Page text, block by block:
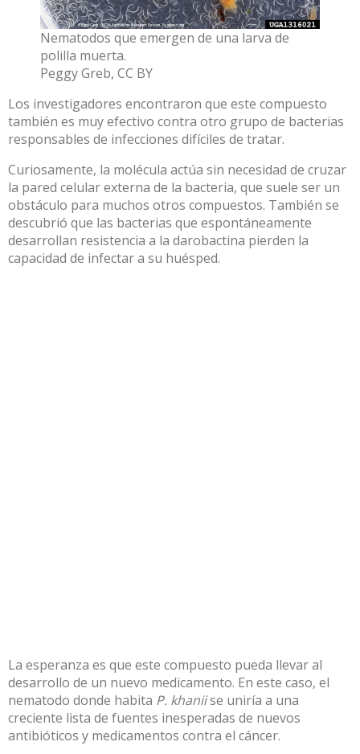
Nematodos que emergen de una larva de
polilla muerta.
Peggy Greb, CC BY
Los investigadores encontraron que este compuesto
también es muy efectivo contra otro grupo de bacterias
responsables de infecciones difíciles de tratar.
Curiosamente, la molécula actúa sin necesidad de cruzar
la pared celular externa de la bacteria, que suele ser un
obstáculo para muchos otros compuestos. También se
descubrió que las bacterias que espontáneamente
desarrollan resistencia a la darobactina pierden la
capacidad de infectar a su huésped.
La esperanza es que este compuesto pueda llevar al
desarrollo de un nuevo medicamento. En este caso, el
nematodo donde habita P. khaniise uniría a una
creciente lista de fuentes inesperadas de nuevos
antibióticos y medicamentos contra el cáncer.